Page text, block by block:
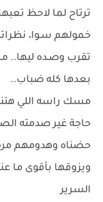
ترتاح لما لاحظ
خمولهم سـوا،
تقرب وصـده ليها..
بعدها كله ضباب..
مسك راسه اللي
حاجة غير صدمته
حضناه وهدومهم
ويزوقها بأقوى ما
السرير